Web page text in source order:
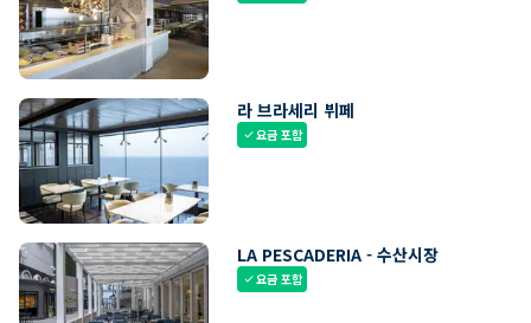
라 브라세리 뷔페
check요금 포함
LA PESCADERIA - 수산시장
check요금 포함